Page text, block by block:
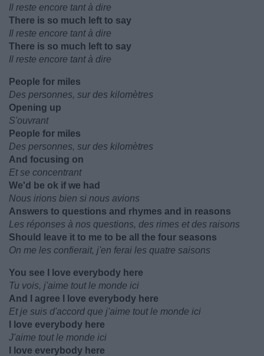
Il reste encore tant à dire
There is so much left to say
Il reste encore tant à dire
There is so much left to say
Il reste encore tant à dire
People for miles
Des personnes, sur des kilomètres
Opening up
S'ouvrant
People for miles
Des personnes, sur des kilomètres
And focusing on
Et se concentrant
We'd be ok if we had
Nous irions bien si nous avions
Answers to questions and rhymes and in reasons
Les réponses à nos questions, des rimes et des raisons
Should leave it to me to be all the four seasons
On me les confierait, j'en ferai les quatre saisons
You see I love everybody here
Tu vois, j'aime tout le monde ici
And I agree I love everybody here
Et je suis d'accord que j'aime tout le monde ici
I love everybody here
J'aime tout le monde ici
I love everybody here